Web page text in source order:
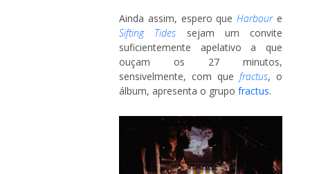
Ainda assim, espero que Harboure
Sifting Tides sejam um convite
suficientemente apelativo a que
ouçam os 27 minutos,
sensivelmente, com que fractus, o
álbum, apresenta o grupo fractus.